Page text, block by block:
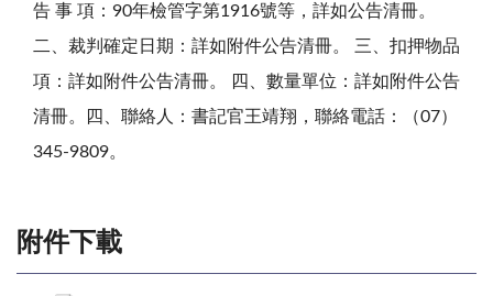
告 事 項：90年檢管字第1916號等，詳如公告清冊。
二、裁判確定日期：詳如附件公告清冊。 三、扣押物品
項：詳如附件公告清冊。 四、數量單位：詳如附件公告
清冊。四、聯絡人：書記官王靖翔，聯絡電話：（07）
345-9809。
附件下載